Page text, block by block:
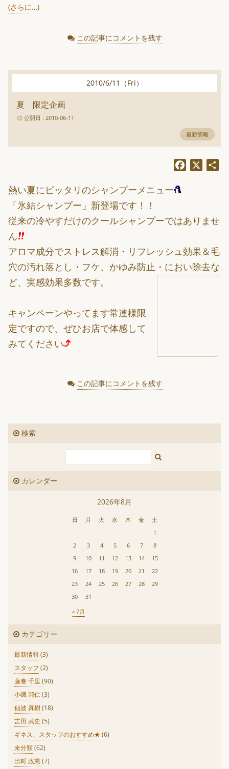
(さらに…)
この記事にコメントを残す
2010/6/11 （Fri）
夏 限定企画
公開日 : 2010-06-11
最新情報
Facebook
熱い夏にピッタリのシャンプーメニュー
「氷結シャンプー」新登場です！！
従来の冷やすだけのクールシャンプーではありませ
ん
アロマ成分でストレス解消・リフレッシュ効果＆毛
穴の汚れ落とし・フケ、かゆみ防止・におい除去な
ど、 実感効果多数です。
キャンペーンやってます常連様限
定ですので、ぜひお店で体感して
みてください
この記事にコメントを残す
検索
カレンダー
2026年8月
日 月 火 水 木 金 土
« 7月
1
2
3 4 5 6 7
8
9
10 11 12 13 14
15
16
17 18 19 20 21
22
23
24 25 26 27 28
29
30
31
カテゴリー
最新情報 (3)
スタッフ (2)
藤巻 千里 (90)
小磯 邦仁(3)
仙波 真樹(18)
吉田 武史 (5)
ギネス、スタッフのおすすめ★ (6)
未分類(62)
出町 政憲(7)